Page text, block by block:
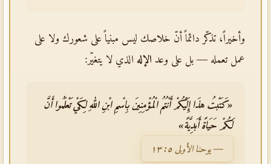
وأخيراً، تذكّر دائماً أنّ خلاصك ليس مبنياً على شعورك ولا على
عمل تعمله — بل على وعد الإله الذي لا يتغيّر:
«كَتَبْتُ هذَا إِلَيْكُمْ أَنْتُمُ الْمُؤْمِنِينَ بِاسْمِ ابْنِ اللهِ لِكَيْ تَعْلَمُوا أَنَّ
لَكُمْ حَيَاةً أَبَدِيَّةً»
— يوحنا الأولى ٥: ١٣